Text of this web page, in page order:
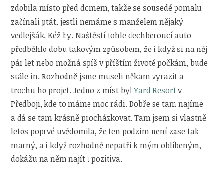
zdobila místo před domem, takže se sousedé pomalu
začínali ptát, jestli nemáme s manželem nějaký
vedlejšák. Kéž by. Naštěstí tohle dechberoucí auto
předběhlo dobu takovým způsobem, že i když si na něj
pár let nebo možná spíš v příštím životě počkám, bude
stále in. Rozhodně jsme museli někam vyrazit a
trochu ho projet. Jedno z míst bylYard Resortv
Předboji, kde to máme moc rádi. Dobře se tam najíme
a dá se tam krásně procházkovat. Tam jsem si vlastně
letos poprvé uvědomila, že ten podzim není zase tak
marný, a i když rozhodně nepatří k mým oblíbeným,
dokážu na něm najít i pozitiva.